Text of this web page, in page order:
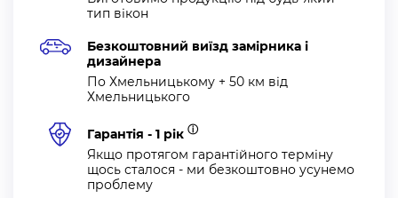
Переваги компанії “АЛСЕР”
Досвід роботи більше ніж 17 років та 127 413 успішно
виконаних проектів.
особливостей конструкції саме вашого вікна.
Безкоштовний виїзд спеціаліста для проведення
замірів в Хмельницькому та в межах 50 км від міста.
тип вікон
Безкоштовний виїзд замірника і
дизайнера
По Хмельницькому + 50 км від
Хмельницького
Гарантія - 1 рік ⓘ
Якщо протягом гарантійного терміну
щось сталося - ми безкоштовно усунемо
проблему